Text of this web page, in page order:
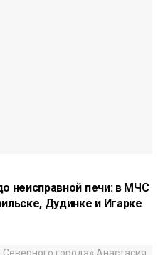
неисправной печи: в МЧС
Дудинке и Игарке